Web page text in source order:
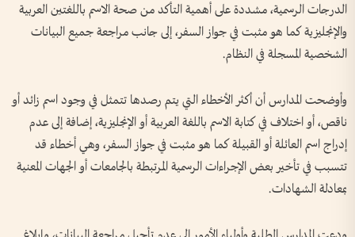
الدرجات الرسمية، مشددة على أهمية التأكد من صحة الاسم باللغتين العربية
والإنجليزية كما هو مثبت في جواز السفر، إلى جانب مراجعة جميع البيانات
الشخصية المسجلة في النظام.
وأوضحت المدارس أن أكثر الأخطاء التي يتم رصدها تتمثل في وجود اسم زائد أو
ناقص، أو اختلاف في كتابة الاسم باللغة العربية أو الإنجليزية، إضافة إلى عدم
إدراج اسم العائلة أو القبيلة كما هو مثبت في جواز السفر، وهي أخطاء قد
تتسبب في تأخير بعض الإجراءات الرسمية المرتبطة بالجامعات أو الجهات المعنية
بمعادلة الشهادات.